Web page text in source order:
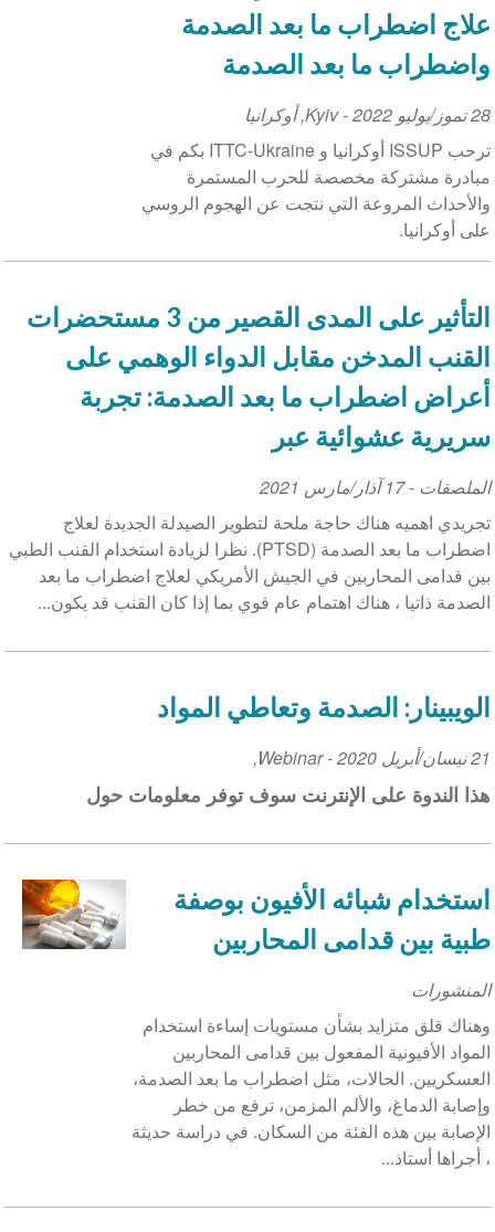
علاج اضطراب ما بعد الصدمة
واضطراب ما بعد الصدمة
Event
28 تموز/يوليو 2022 -
Kyiv
,أوكرانيا
ترحب ISSUP أوكرانيا و ITTC-Ukraine بكم في
مبادرة مشتركة مخصصة للحرب المستمرة
والأحداث المروعة التي نتجت عن الهجوم الروسي
على أوكرانيا.
التأثير على المدى القصير من 3 مستحضرات
القنب المدخن مقابل الدواء الوهمي على
أعراض اضطراب ما بعد الصدمة: تجربة
سريرية عشوائية عبر
الملصقات -17 آذار/مارس 2021
تجريدي اهميه هناك حاجة ملحة لتطوير الصيدلة الجديدة لعلاج
اضطراب ما بعد الصدمة (PTSD). نظرا لزيادة استخدام القنب الطبي
بين قدامى المحاربين في الجيش الأمريكي لعلاج اضطراب ما بعد
الصدمة ذاتيا ، هناك اهتمام عام قوي بما إذا كان القنب قد يكون...
الويبينار: الصدمة وتعاطي المواد
Event
Date
21 نيسان/أبريل 2020 -
Webinar
,
هذا الندوة على الإنترنت سوف توفر معلومات حول
استخدام شبائه الأفيون بوصفة
طبية بين قدامى المحاربين
المنشورات
وهناك قلق متزايد بشأن مستويات إساءة استخدام
المواد الأفيونية المفعول بين قدامى المحاربين
العسكريين. الحالات، مثل اضطراب ما بعد الصدمة،
وإصابة الدماغ، والألم المزمن، ترفع من خطر
الإصابة بين هذه الفئة من السكان. في دراسة حديثة
، أجراها أستاذ...